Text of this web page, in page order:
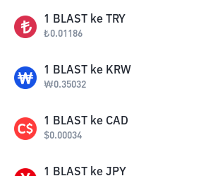
1 BLAST ke TRY
₺0.01186
1 BLAST ke KRW
₩0.35032
1 BLAST ke CAD
$0.00034
1 BLAST ke JPY